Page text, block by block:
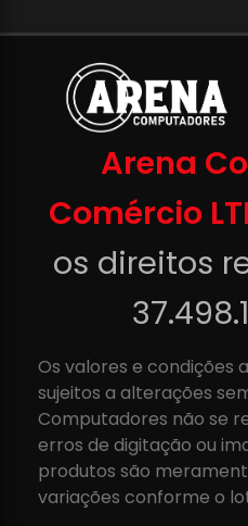
Arena
Comércio
os direitos
Os valores e condições
sujeitos a alterações
Computadores não se
erros de digitação ou
produtos são
variações conforme o